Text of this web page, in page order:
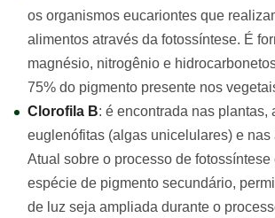
os organismos eucariontes que
alimentos através da fotossíntese. É
magnésio, nitrogênio e
75% do pigmento presente nos
Clorofila B: é encontrada nas plantas,
euglenófitas (algas unicelulares) e nas
Atual sobre o processo de fotossíntese
espécie de pigmento secundário,
de luz seja ampliada durante o